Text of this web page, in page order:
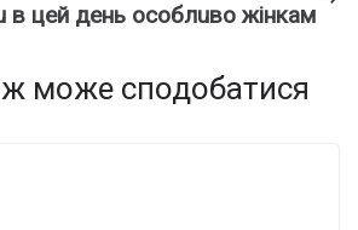
в цeй дeнь ocoблuвo жiнкaм
може сподобатися